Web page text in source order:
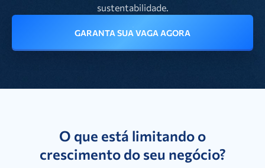
sustentabilidade.
GARANTA SUA VAGA AGORA
O que está limitando o
crescimento do seu negócio?